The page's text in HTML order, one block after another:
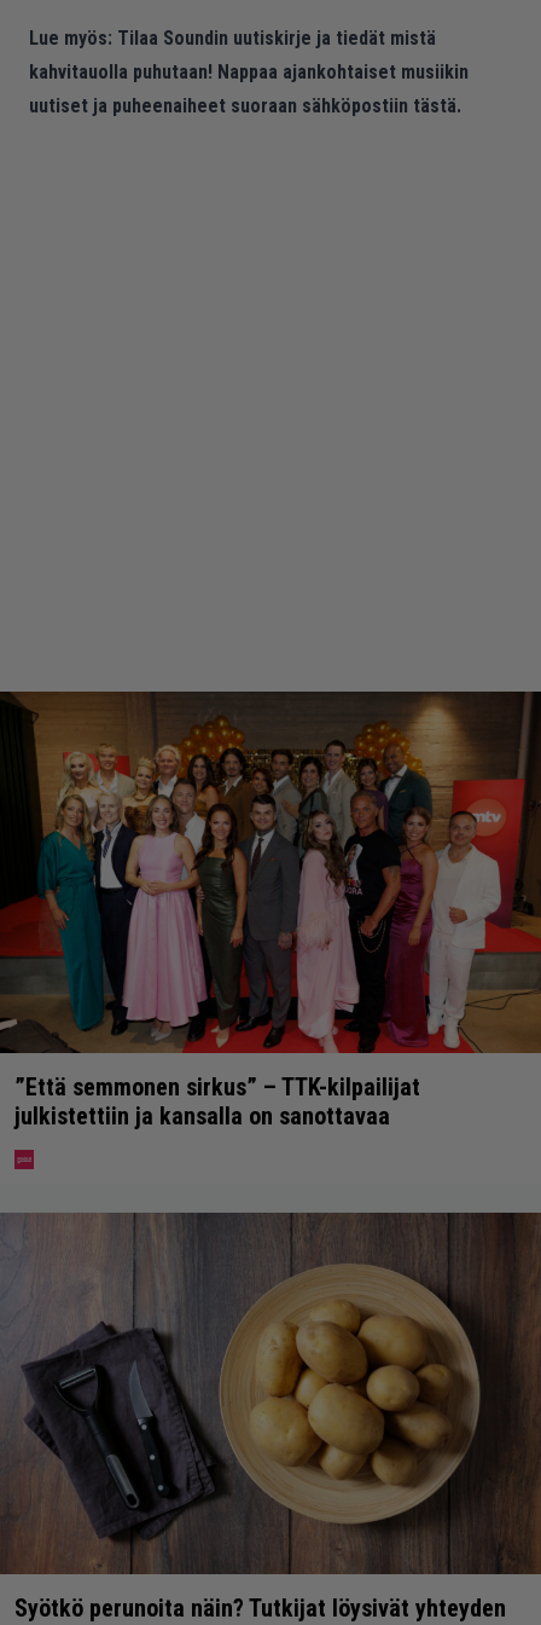
Lue myös: Tilaa Soundin uutiskirje ja tiedät mistä
kahvitauolla puhutaan! Nappaa ajankohtaiset musiikin
uutiset ja puheenaiheet suoraan sähköpostiin tästä.
”Että semmonen sirkus” – TTK-kilpailijat
julkistettiin ja kansalla on sanottavaa
Syötkö perunoita näin? Tutkijat löysivät yhteyden